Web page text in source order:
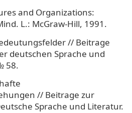
and Organizations:
L.: McGraw-Hill, 1991.
// Beitrage
deutschen Sprache und
58.
// Beitrage zur
Sprache und Literatur.